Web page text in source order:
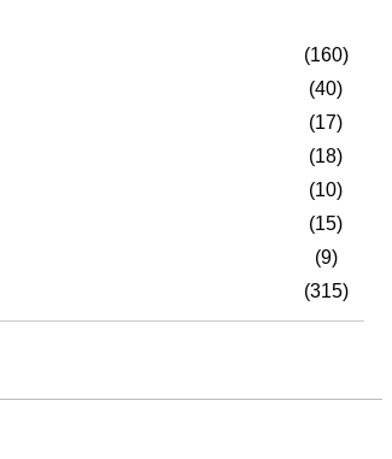
(160)
(40)
(17)
(18)
(10)
(15)
(9)
(315)